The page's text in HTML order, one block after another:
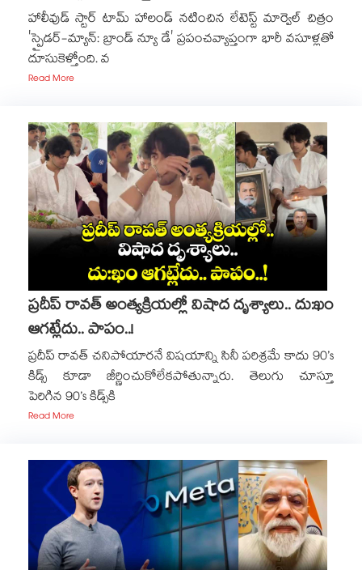
హాలీవుడ్ స్టార్ టామ్ హాలండ్ నటించిన లేటెస్ట్ మార్వెల్ చిత్రం
'స్పైడర్-మ్యాన్: బ్రాండ్ న్యూ డే' ప్రపంచవ్యాప్తంగా భారీ వసూళ్లతో
దూసుకెళ్తోంది. వ
Read More
ప్రదీప్ రావత్ అంత్యక్రియల్లో విషాద దృశ్యాలు.. దు:ఖం
ఆగట్లేదు.. పాపం..!
ప్రదీప్ రావత్ చనిపోయారనే విషయాన్ని సినీ పరిశ్రమే కాదు 90’s
కిడ్స్ కూడా జీర్ణించుకోలేకపోతున్నారు. తెలుగు చూస్తూ
పెరిగిన 90’s కిడ్స్⁫కి
Read More